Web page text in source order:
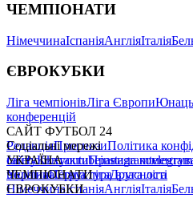
ЧЕМПІОНАТИ
НімеччинаІспаніяАнгліяІталія
ЄВРОКУБКИ
Ліга чемпіонівЛіга Європи
конференцій
САЙТ ФУТБОЛ 24
РедакціяПрогнозиПолітика
сайтуКонтактиПравила
політикаСтруктура власності
Соціальні мережі
facebookxyoutubeinstagramtelegram
УКРАЇНА
УкраїнаПерша лігаДруга ліга
ЧЕМПІОНАТИ
НімеччинаІспаніяАнгліяІталія
ЄВРОКУБКИ